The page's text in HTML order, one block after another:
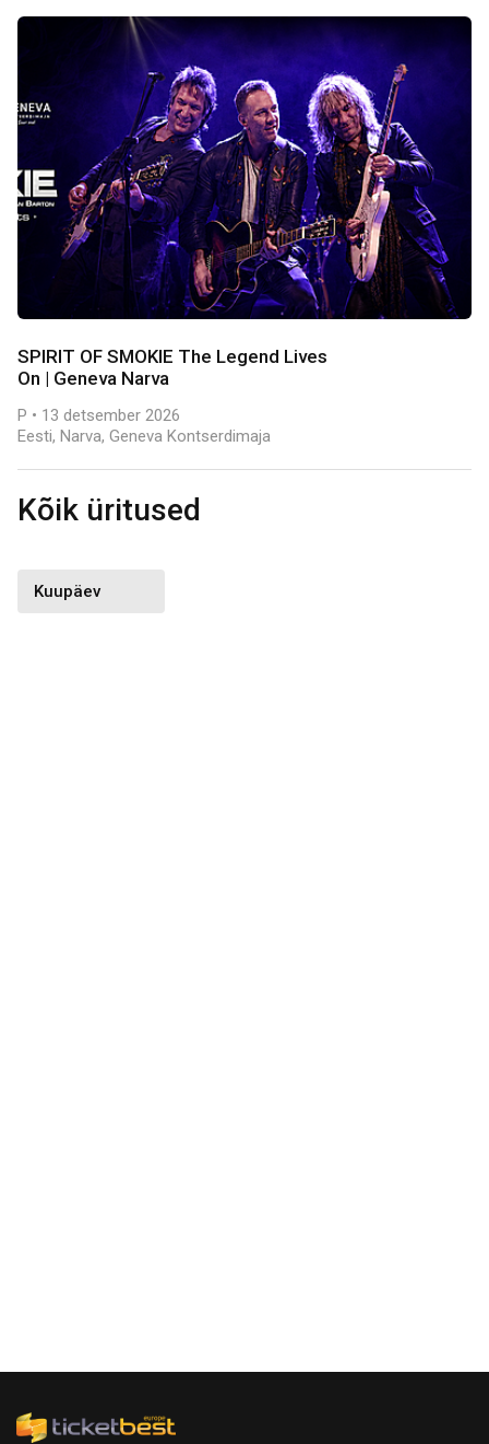
SPIRIT OF SMOKIE The Legend Lives
On | Geneva Narva
P • 13 detsember 2026
Eesti, Narva, Geneva Kontserdimaja
Kõik üritused